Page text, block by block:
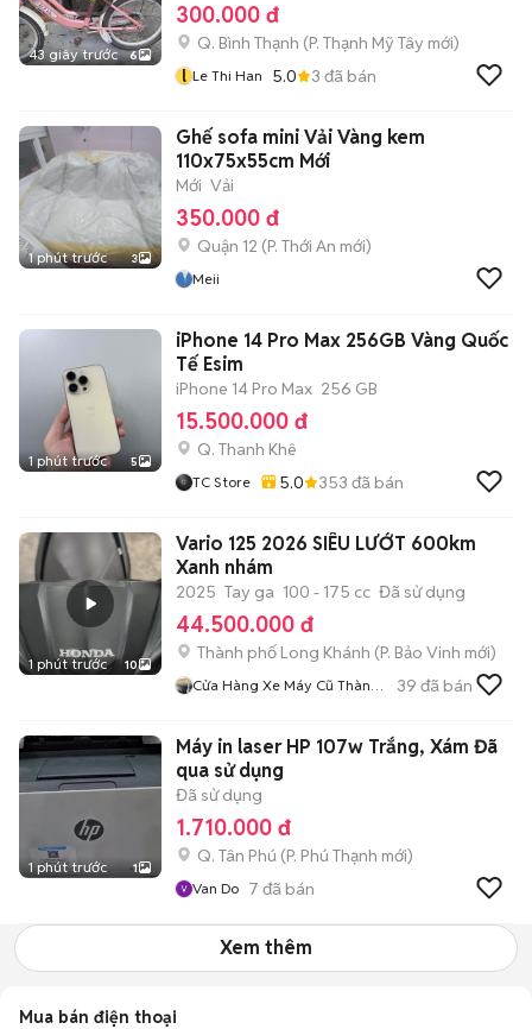
43 giây trước 6
300.000 đ
Q. Bình Thạnh (P. Thạnh Mỹ Tây mới)
l Le Thi Han 5.0 3 đã bán
1 phút trước 3
Ghế sofa mini Vải Vàng kem
110x75x55cm Mới
Mới Vải
350.000 đ
Quận 12 (P. Thới An mới)
Meii
1 phút trước 5
iPhone 14 Pro Max 256GB Vàng Quốc
Tế Esim
iPhone 14 Pro Max 256 GB
15.500.000 đ
Q. Thanh Khê
TC Store 5.0 353 đã bán
1 phút trước 10
Vario 125 2026 SIÊU LƯỚT 600km
Xanh nhám
2025 Tay ga 100 - 175 cc Đã sử dụng
44.500.000 đ
Thành phố Long Khánh (P. Bảo Vinh mới)
Cửa Hàng Xe Máy Cũ Thành
39 đã bán
1 phút trước 1
Máy in laser HP 107w Trắng, Xám Đã
qua sử dụng
Đã sử dụng
1.710.000 đ
Q. Tân Phú (P. Phú Thạnh mới)
Van Do 7 đã bán
Xem thêm
Mua bán điện thoại